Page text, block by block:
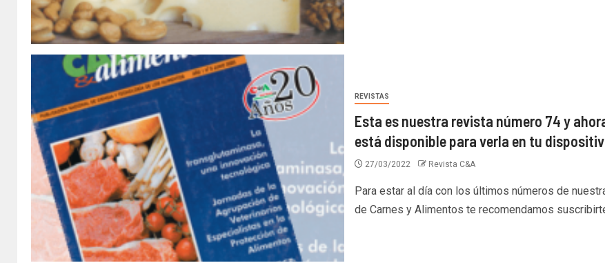
REVISTAS
Esta es nuestra revista número 74 y
está disponible para verla en tu
27/03/2022 Revista C&A
Para estar al día con los últimos números de
de Carnes y Alimentos te recomendamos